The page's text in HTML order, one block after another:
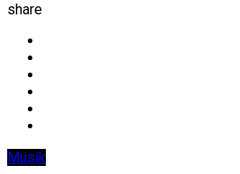
share
Musik